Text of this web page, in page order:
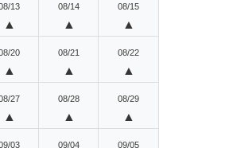
13
▲
08/14
▲
08/15
▲
20
▲
08/21
▲
08/22
▲
27
▲
08/28
▲
08/29
▲
03 09/04 09/05